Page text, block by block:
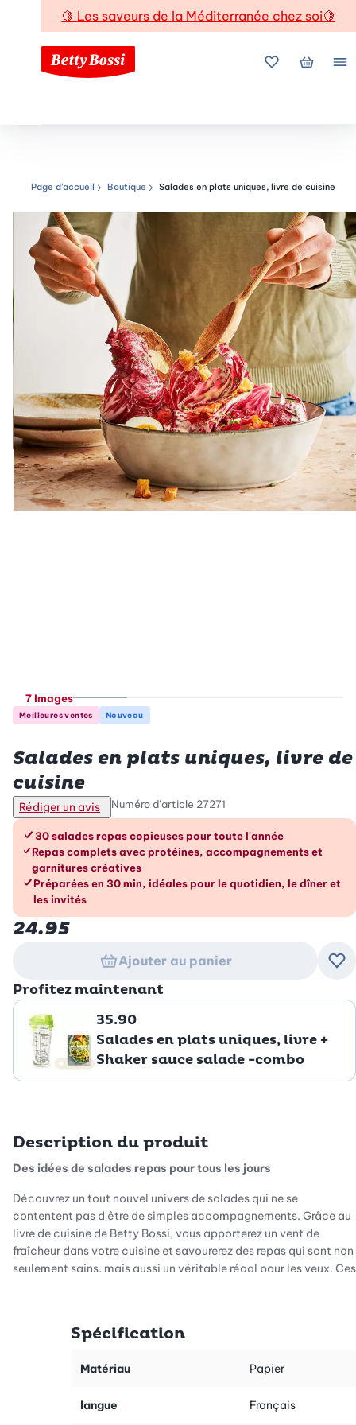
🍋 Les saveurs de la Méditerranée chez soi🍋
Mes favoris
Mon
Chemin de navigation
Page d’accueil Boutique Salades en plats uniques, livre de cuisine
7 Images
Meilleures ventes Nouveau
Salades en plats uniques, livre de
cuisine
Rédiger un avis Numéro d’article 27271
Les avantages en un coup d’œil
30 salades repas copieuses pour toute l'année
Repas complets avec protéines, accompagnements et
garnitures créatives
Préparées en 30 min, idéales pour le quotidien, le dîner et
les invités
24.95
Ajouter au panier
Profitez maintenant
35.90
Salades en plats uniques, livre +
Shaker sauce salade -combo
Description du produit
Des idées de salades repas pour tous les jours
Découvrez un tout nouvel univers de salades qui ne se
contentent pas d'être de simples accompagnements. Grâce au
livre de cuisine de Betty Bossi, vous apporterez un vent de
fraîcheur dans votre cuisine et savourerez des repas qui sont non
seulement sains, mais aussi un véritable régal pour les yeux. Ces
journées chaudes ou que vous souhaitiez surprendre vos invités
tous les goûts et toutes les occasions.
Du plaisir sans longue attente
Spécification
Matériau Papier
langue Français